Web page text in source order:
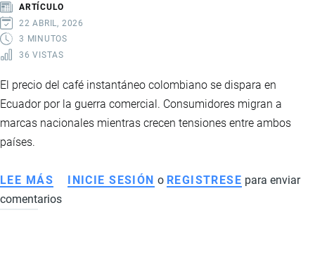
ARTÍCULO
22 ABRIL, 2026
3 MINUTOS
36 VISTAS
El precio del café instantáneo colombiano se dispara en
Ecuador por la guerra comercial. Consumidores migran a
marcas nacionales mientras crecen tensiones entre ambos
países.
LEE MÁS SOBRE
ALZA
INICIE SESIÓN o REGISTRESE para enviar
comentarios